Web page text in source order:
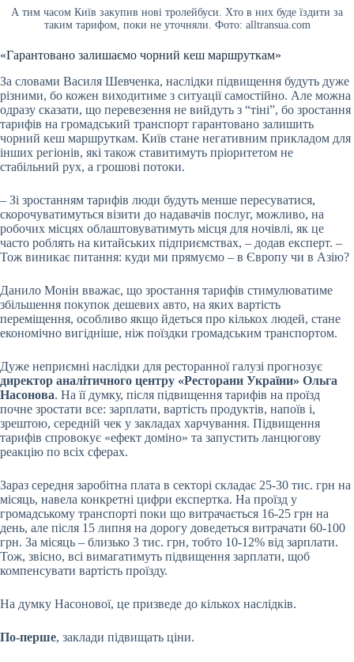
А тим часом Київ закупив нові тролейбуси. Хто в них буде їздити за
таким тарифом, поки не уточняли. Фото: alltransua.com
«Гарантовано залишаємо чорний кеш маршруткам»
За словами Василя Шевченка, наслідки підвищення будуть дуже
різними, бо кожен виходитиме з ситуації самостійно. Але можна
одразу сказати, що перевезення не вийдуть з “тіні”, бо зростання
тарифів на громадський транспорт гарантовано залишить
чорний кеш маршруткам. Київ стане негативним прикладом для
інших регіонів, які також ставитимуть пріоритетом не
стабільний рух, а грошові потоки.
– Зі зростанням тарифів люди будуть менше пересуватися,
скорочуватимуться візити до надавачів послуг, можливо, на
робочих місцях облаштовуватимуть місця для ночівлі, як це
часто роблять на китайських підприємствах, – додав експерт. –
Тож виникає питання: куди ми прямуємо – в Європу чи в Азію?
Данило Монін вважає, що зростання тарифів стимулюватиме
збільшення покупок дешевих авто, на яких вартість
переміщення, особливо якщо йдеться про кількох людей, стане
економічно вигідніше, ніж поїздки громадським транспортом.
Дуже неприємні наслідки для ресторанної галузі прогнозує
директор аналітичного центру «Ресторани України» Ольга
Насонова. На її думку, після підвищення тарифів на проїзд
почне зростати все: зарплати, вартість продуктів, напоїв і,
зрештою, середній чек у закладах харчування. Підвищення
тарифів спровокує «ефект доміно» та запустить ланцюгову
реакцію по всіх сферах.
Зараз середня заробітна плата в секторі складає 25-30 тис. грн на
місяць, навела конкретні цифри експертка. На проїзд у
громадському транспорті поки що витрачається 16-25 грн на
день, але після 15 липня на дорогу доведеться витрачати 60-100
грн. За місяць – близько 3 тис. грн, тобто 10-12% від зарплати.
Тож, звісно, всі вимагатимуть підвищення зарплати, щоб
компенсувати вартість проїзду.
На думку Насонової, це призведе до кількох наслідків.
По-перше, заклади підвищать ціни.